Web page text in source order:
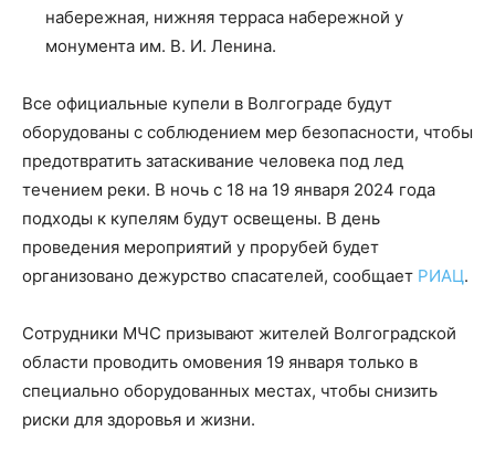
набережная, нижняя терраса набережной у
монумента им. В. И. Ленина.
Все официальные купели в Волгограде будут
оборудованы с соблюдением мер безопасности, чтобы
предотвратить затаскивание человека под лед
течением реки. В ночь с 18 на 19 января 2024 года
подходы к купелям будут освещены. В день
проведения мероприятий у прорубей будет
организовано дежурство спасателей, сообщает РИАЦ.
Сотрудники МЧС призывают жителей Волгоградской
области проводить омовения 19 января только в
специально оборудованных местах, чтобы снизить
риски для здоровья и жизни.